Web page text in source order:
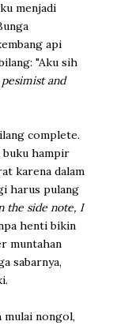
menjadi
api
"Aku sih
pesimist and
complete.
buku hampir
karena dalam
harus pulang
the side note, I
henti bikin
muntahan
sabarnya,
mulai nongol,